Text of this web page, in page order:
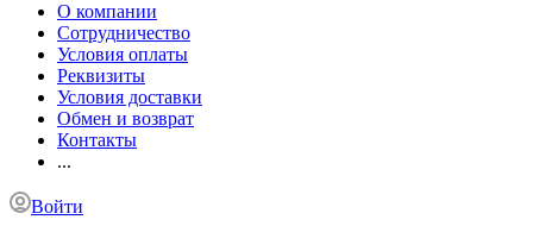
О компании
Сотрудничество
Условия оплаты
Реквизиты
Условия доставки
Обмен и возврат
Контакты
...
Войти